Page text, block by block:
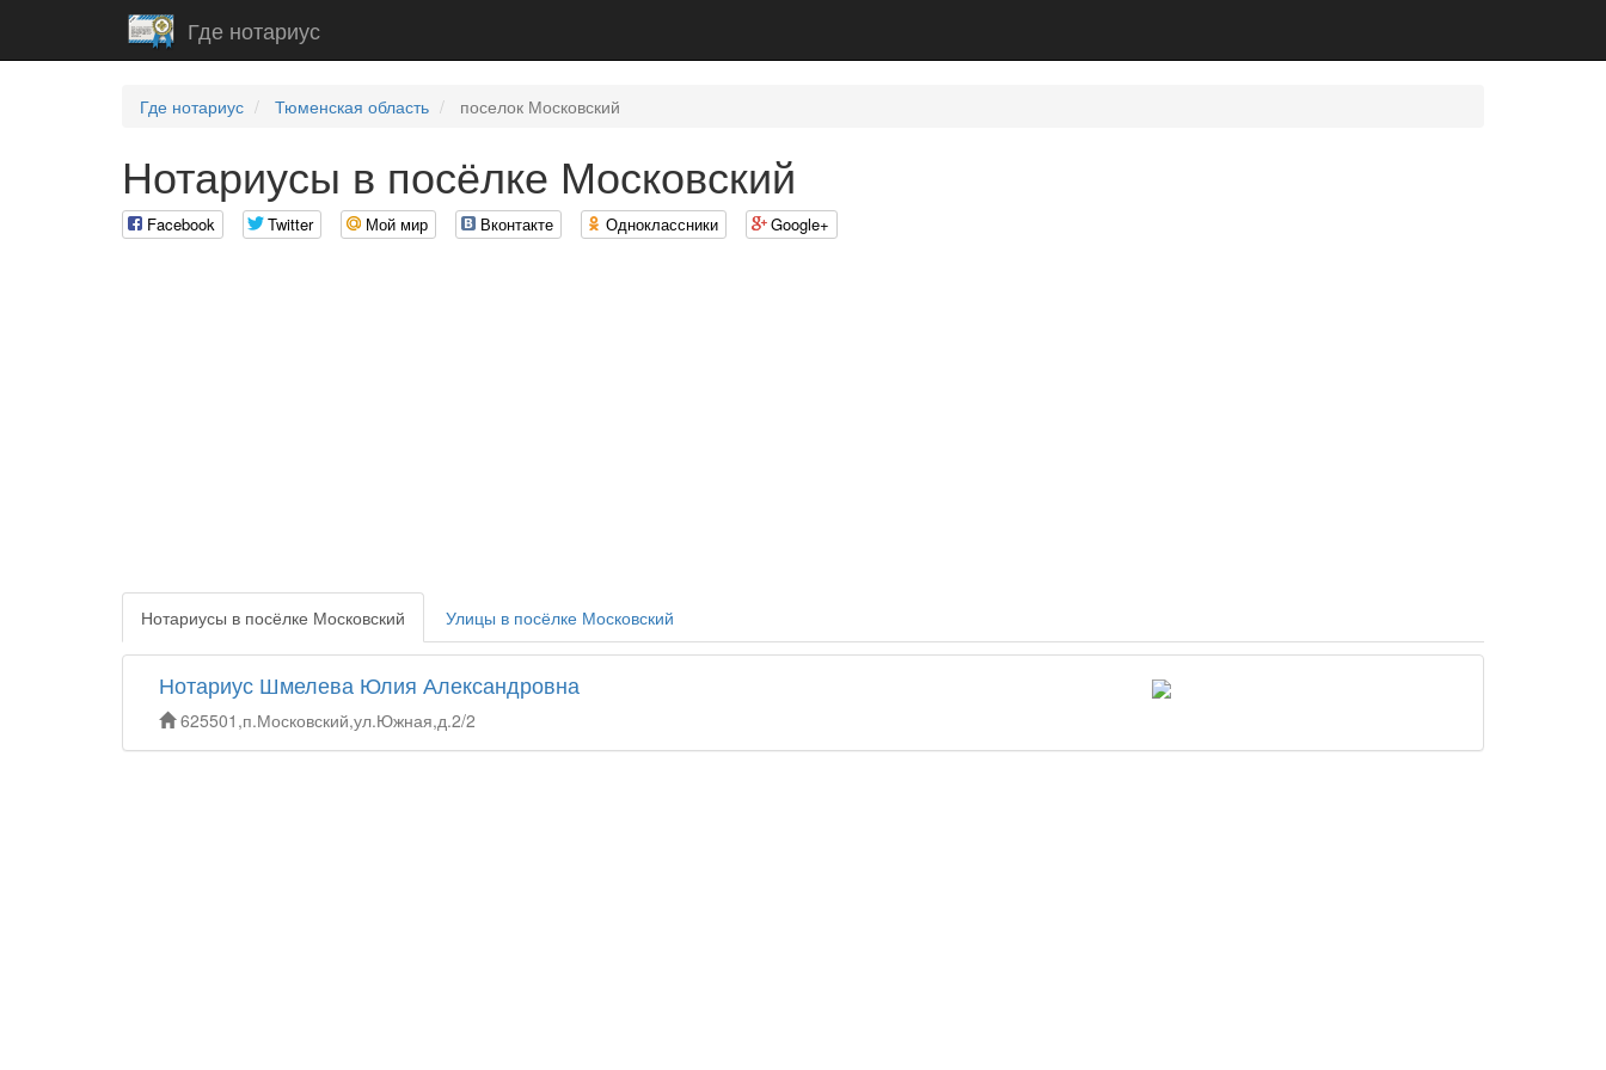
Где нотариус
Где нотариус Тюменская область поселок Московский
Нотариусы в посёлке Московский
Facebook Twitter Мой мир Вконтакте Одноклассники Google+
Нотариусы в посёлке Московский Улицы в посёлке Московский
Нотариус Шмелева Юлия Александровна
625501,п.Московский,ул.Южная,д.2/2